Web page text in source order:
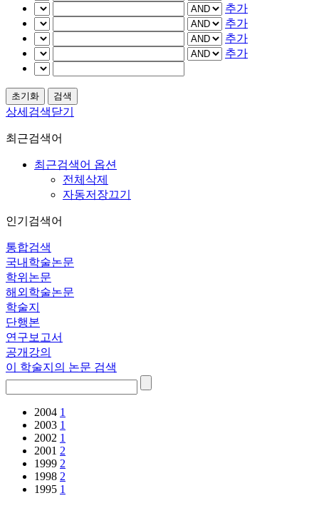
추가
추가
추가
추가
상세검색닫기
최근검색어
최근검색어 옵션
전체삭제
자동저장끄기
인기검색어
통합검색
국내학술논문
학위논문
해외학술논문
학술지
단행본
연구보고서
공개강의
이 학술지의 논문 검색
2004 1
2003 1
2002 1
2001 2
1999 2
1998 2
1995 1